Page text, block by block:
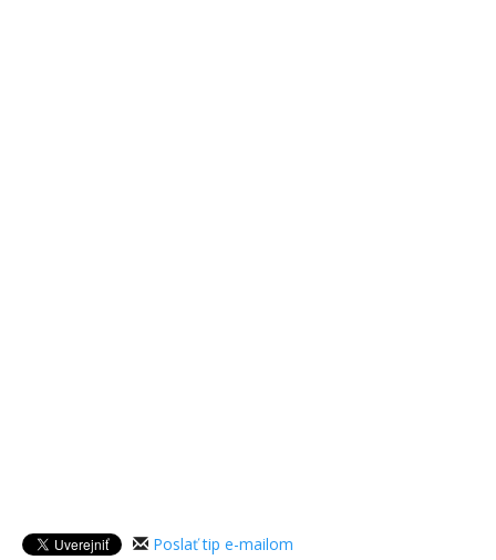
Poslať tip e-mailom